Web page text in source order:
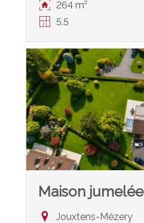
264 m²
5.5
Maison jumelée
Jouxtens-Mézery